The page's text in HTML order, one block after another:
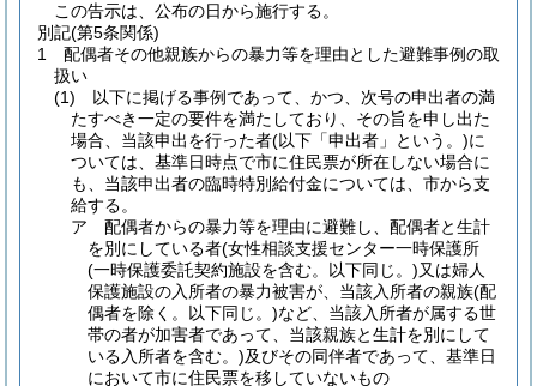
この告示は、公布の日から施行する。
別記(第5条関係)
1 配偶者その他親族からの暴力等を理由とした避難事例の取
扱い
(1) 以下に掲げる事例であって、かつ、次号の申出者の満
たすべき一定の要件を満たしており、その旨を申し出た
場合、当該申出を行った者(以下「申出者」という。)に
ついては、基準日時点で市に住民票が所在しない場合に
も、当該申出者の臨時特別給付金については、市から支
給する。
ア 配偶者からの暴力等を理由に避難し、配偶者と生計
を別にしている者(女性相談支援センター一時保護所
(一時保護委託契約施設を含む。以下同じ。)又は婦人
保護施設の入所者の暴力被害が、当該入所者の親族(配
偶者を除く。以下同じ。)など、当該入所者が属する世
帯の者が加害者であって、当該親族と生計を別にして
いる入所者を含む。)及びその同伴者であって、基準日
において市に住民票を移していないもの